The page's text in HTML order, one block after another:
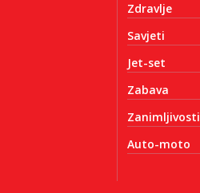
Zdravlje
Savjeti
Jet-set
Zabava
Zanimljivosti
Auto-moto